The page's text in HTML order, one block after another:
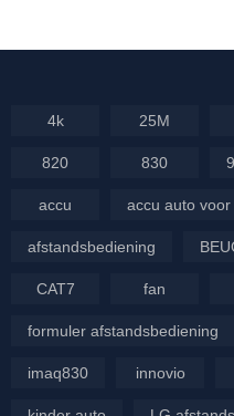
4k 25M
820 830
accu accu auto
afstandsbediening
CAT7 fan
formuler afstandsbediening
imaq830 innovio